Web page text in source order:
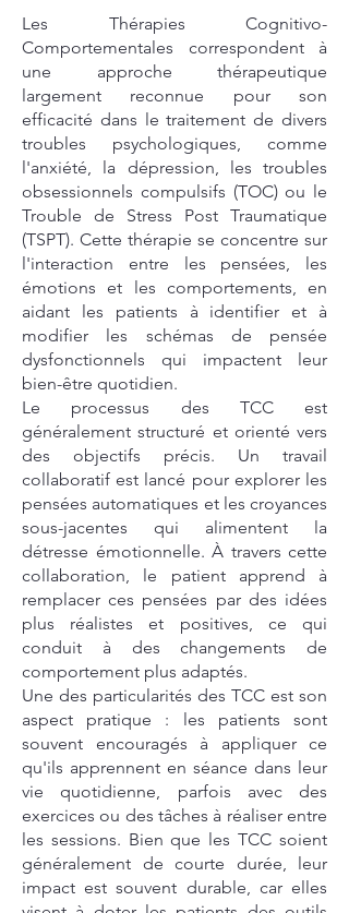
Les Thérapies Cognitivo-
Comportementales correspondent à
une approche thérapeutique
largement reconnue pour son
efficacité dans le traitement de divers
troubles psychologiques, comme
l'anxiété, la dépression, les troubles
obsessionnels compulsifs (TOC) ou le
Trouble de Stress Post Traumatique
(TSPT). Cette thérapie se concentre sur
l'interaction entre les pensées, les
émotions et les comportements, en
aidant les patients à identifier et à
modifier les schémas de pensée
dysfonctionnels qui impactent leur
bien-être quotidien.
Le processus des TCC est
généralement structuré et orienté vers
des objectifs précis. Un travail
collaboratif est lancé pour explorer les
pensées automatiques et les croyances
sous-jacentes qui alimentent la
détresse émotionnelle. À travers cette
collaboration, le patient apprend à
remplacer ces pensées par des idées
plus réalistes et positives, ce qui
conduit à des changements de
comportement plus adaptés.
Une des particularités des TCC est son
aspect pratique : les patients sont
souvent encouragés à appliquer ce
qu'ils apprennent en séance dans leur
vie quotidienne, parfois avec des
exercices ou des tâches à réaliser entre
les sessions. Bien que les TCC soient
généralement de courte durée, leur
impact est souvent durable, car elles